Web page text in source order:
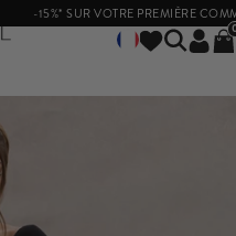
-15%* SUR VOTRE PREMIÈRE